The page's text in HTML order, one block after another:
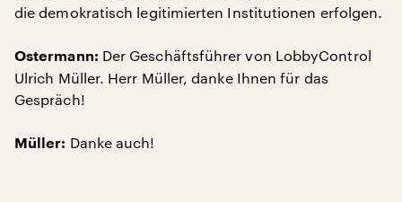
die demokratisch legitimierten Institutionen erfolgen.
Ostermann: Der Geschäftsführer von LobbyControl
Ulrich Müller. Herr Müller, danke Ihnen für das
Gespräch!
Müller: Danke auch!